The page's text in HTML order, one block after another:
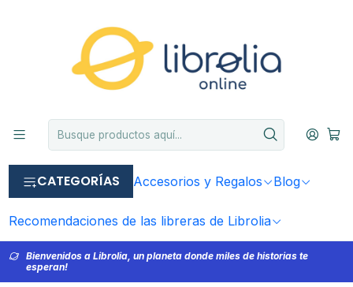
CATEGORÍAS Accesorios y Regalos Blog
Recomendaciones de las libreras de Librolia
Bienvenidos a Librolia, un planeta donde miles de historias te
esperan!